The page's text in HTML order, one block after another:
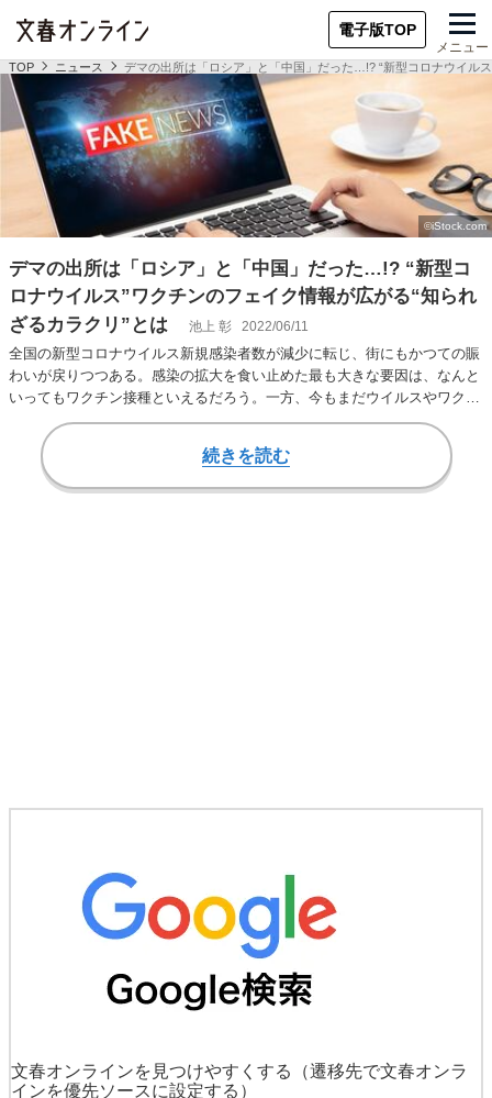
電子版TOP
メニュー
TOP ニュース デマの出所は「ロシア」と「中国」だった…!? “新型コロナウイル
デマの出所は「ロシア」と「中国」だった…!? “新型コ
ロナウイルス”ワクチンのフェイク情報が広がる“知られ
ざるカラクリ”とは
池上 彰 2022/06/11
全国の新型コロナウイルス新規感染者数が減少に転じ、街にもかつての賑
わいが戻りつつある。感染の拡大を食い止めた最も大きな要因は、なんと
いってもワクチン接種といえるだろう。一方、今もまだウイルスやワクチ
ンに関するデマが…
続きを読む
文春オンラインを見つけやすくする
（遷移先で文春オンラ
インを優先ソースに設定する）